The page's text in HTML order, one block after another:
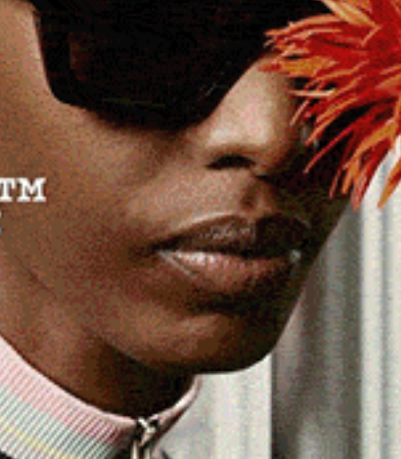
CAGLIARI
“Giorgia complice del genocidio”,
Truzzu e Usai attaccano Di Nolfo:
«Linguaggio indegno»
2 Ottobre 2025, 23:35
CAGLIARI | 2 ottobre 2025. “Io sono Giorgia, sono una
donna, sono una madre e sono complice del
genocidio”. «È gravissimo…